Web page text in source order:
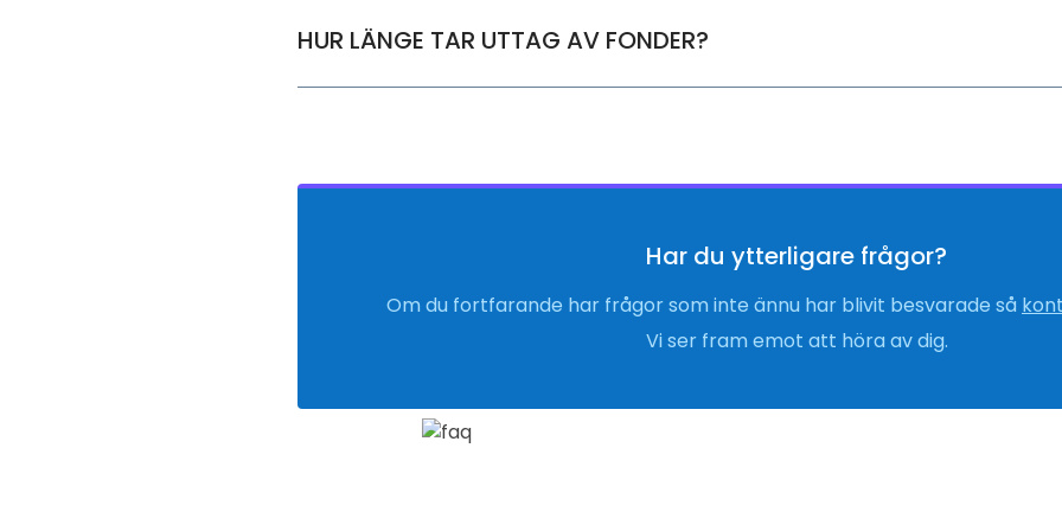
HUR LÄNGE TAR UTTAG AV FONDER?
Har du ytterligare frågor?
Om du fortfarande har frågor som inte ännu har blivit besvarade så
Vi ser fram emot att höra av dig.